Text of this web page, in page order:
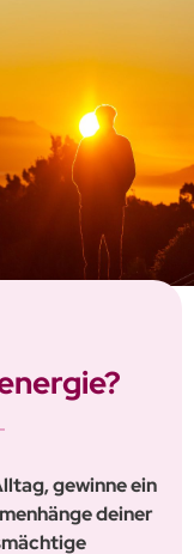
gewinne ein
deiner